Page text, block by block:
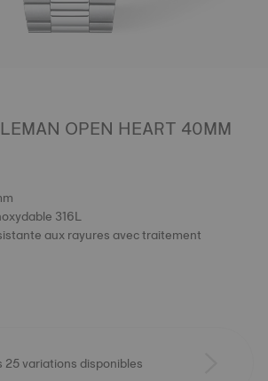
OPEN HEART 40MM
316L
aux rayures avec traitement
25 variations disponibles